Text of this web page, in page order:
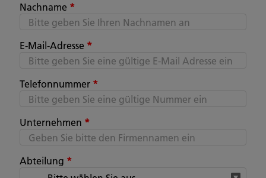
Nachname *
E-Mail-Adresse *
Telefonnummer *
Unternehmen *
Abteilung *